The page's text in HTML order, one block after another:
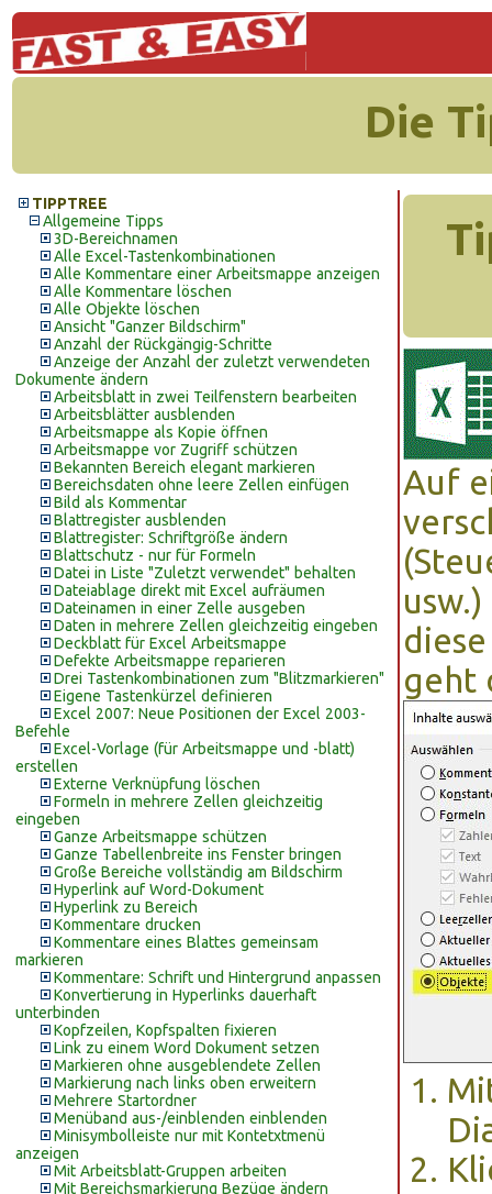
Die
TIPPTREE
Allgemeine Tipps
3D-Bereichnamen
Alle Excel-Tastenkombinationen
Alle Kommentare einer Arbeitsmappe anzeigen
Alle Kommentare löschen
Alle Objekte löschen
Ansicht "Ganzer Bildschirm"
Anzahl der Rückgängig-Schritte
Anzeige der Anzahl der zuletzt verwendeten
Dokumente ändern
Arbeitsblatt in zwei Teilfenstern bearbeiten
Arbeitsblätter ausblenden
Arbeitsmappe als Kopie öffnen
Arbeitsmappe vor Zugriff schützen
Bekannten Bereich elegant markieren
Bereichsdaten ohne leere Zellen einfügen
Bild als Kommentar
Blattregister ausblenden
Blattregister: Schriftgröße ändern
Blattschutz - nur für Formeln
Datei in Liste "Zuletzt verwendet" behalten
Dateiablage direkt mit Excel aufräumen
Dateinamen in einer Zelle ausgeben
Daten in mehrere Zellen gleichzeitig eingeben
Deckblatt für Excel Arbeitsmappe
Defekte Arbeitsmappe reparieren
Drei Tastenkombinationen zum "Blitzmarkieren"
Eigene Tastenkürzel definieren
Excel 2007: Neue Positionen der Excel 2003-
Befehle
Excel-Vorlage (für Arbeitsmappe und -blatt)
erstellen
Externe Verknüpfung löschen
Formeln in mehrere Zellen gleichzeitig
eingeben
Ganze Arbeitsmappe schützen
Ganze Tabellenbreite ins Fenster bringen
Große Bereiche vollständig am Bildschirm
Hyperlink auf Word-Dokument
Hyperlink zu Bereich
Kommentare drucken
Kommentare eines Blattes gemeinsam
markieren
Kommentare: Schrift und Hintergrund anpassen
Konvertierung in Hyperlinks dauerhaft
unterbinden
Kopfzeilen, Kopfspalten fixieren
Link zu einem Word Dokument setzen
Markieren ohne ausgeblendete Zellen
Markierung nach links oben erweitern
Mehrere Startordner
Menüband aus-/einblenden einblenden
Minisymbolleiste nur mit Kontetxtmenü
anzeigen
Mit Arbeitsblatt-Gruppen arbeiten
Mit Bereichsmarkierung Bezüge ändern
Auf
geht